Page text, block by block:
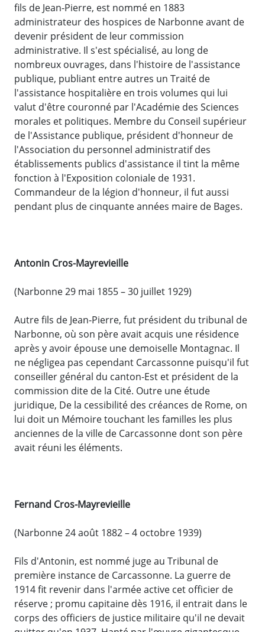
fils de Jean-Pierre, est nommé en 1883
administrateur des hospices de Narbonne avant de
devenir président de leur commission
administrative. Il s'est spécialisé, au long de
nombreux ouvrages, dans l'histoire de l'assistance
publique, publiant entre autres un Traité de
l'assistance hospitalière en trois volumes qui lui
valut d'être couronné par l'Académie des Sciences
morales et politiques. Membre du Conseil supérieur
de l'Assistance publique, président d'honneur de
l'Association du personnel administratif des
établissements publics d'assistance il tint la même
fonction à l'Exposition coloniale de 1931.
Commandeur de la légion d'honneur, il fut aussi
pendant plus de cinquante années maire de Bages.
Antonin Cros-Mayrevieille
(Narbonne 29 mai 1855 – 30 juillet 1929)
Autre fils de Jean-Pierre, fut président du tribunal de
Narbonne, où son père avait acquis une résidence
après y avoir épouse une demoiselle Montagnac. Il
ne négligea pas cependant Carcassonne puisqu'il fut
conseiller général du canton-Est et président de la
commission dite de la Cité. Outre une étude
juridique, De la cessibilité des créances de Rome, on
lui doit un Mémoire touchant les familles les plus
anciennes de la ville de Carcassonne dont son père
avait réuni les éléments.
Fernand Cros-Mayrevieille
(Narbonne 24 août 1882 – 4 octobre 1939)
Fils d'Antonin, est nommé juge au Tribunal de
première instance de Carcassonne. La guerre de
1914 fit revenir dans l'armée active cet officier de
réserve ; promu capitaine dès 1916, il entrait dans le
corps des officiers de justice militaire qu'il ne devait